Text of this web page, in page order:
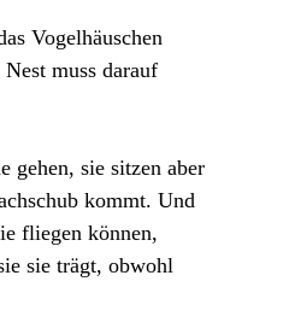
Vogelhäuschen
muss darauf
gehen, sie sitzen aber
kommt. Und
fliegen können,
sie trägt, obwohl